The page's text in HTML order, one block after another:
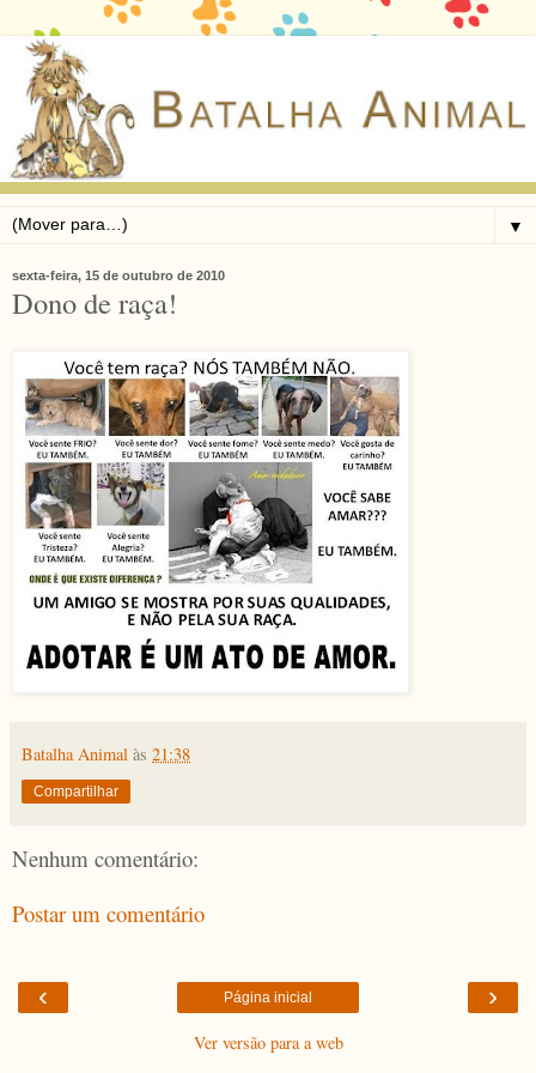
▼
sexta-feira, 15 de outubro de 2010
Dono de raça!
Batalha Animal às 21:38
Compartilhar
Nenhum comentário:
Postar um comentário
‹ ›
Página inicial
Ver versão para a web